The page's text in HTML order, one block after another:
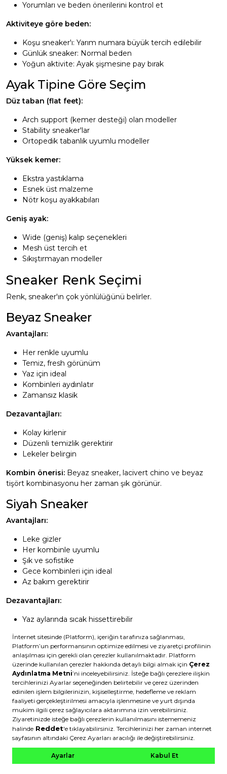
Yorumları ve beden önerilerini kontrol et
Aktiviteye göre beden:
Koşu sneaker'ı: Yarım numara büyük tercih edilebilir
Günlük sneaker: Normal beden
Yoğun aktivite: Ayak şişmesine pay bırak
Ayak Tipine Göre Seçim
Düz taban (flat feet):
Arch support (kemer desteği) olan modeller
Stability sneaker'lar
Ortopedik tabanlık uyumlu modeller
Yüksek kemer:
Ekstra yastıklama
Esnek üst malzeme
Nötr koşu ayakkabıları
Geniş ayak:
Wide (geniş) kalıp seçenekleri
Mesh üst tercih et
Sıkıştırmayan modeller
Sneaker Renk Seçimi
Renk, sneaker'ın çok yönlülüğünü belirler.
Beyaz Sneaker
Avantajları:
Her renkle uyumlu
Temiz, fresh görünüm
Yaz için ideal
Kombinleri aydınlatır
Zamansız klasik
Dezavantajları:
Kolay kirlenir
Düzenli temizlik gerektirir
Lekeler belirgin
Kombin önerisi: Beyaz sneaker, lacivert chino ve beyaz
tişört kombinasyonu her zaman şık görünür.
Siyah Sneaker
Avantajları:
Leke gizler
Her kombinle uyumlu
Şık ve sofistike
Gece kombinleri için ideal
Az bakım gerektirir
Dezavantajları:
Yaz aylarında sıcak hissettirebilir
Kombin önerisi:Siyah sneaker, siyah jean ve gri tişört
minimal ve şık bir görünüm sunar.
Nötr Tonlar
Gri:
Çok yönlü
Leke gizler
Modern görünüm
Her mevsim uygun
Lacivert: